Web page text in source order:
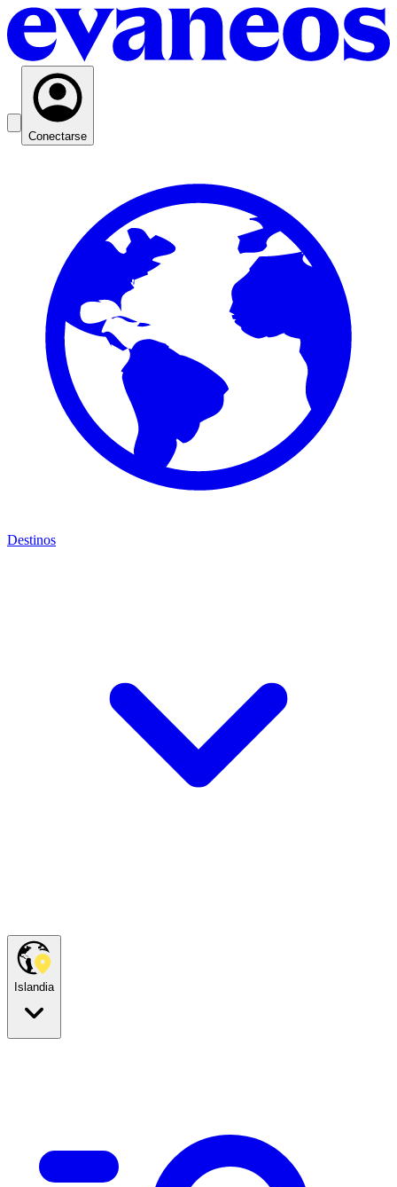
Conectarse
Destinos
Islandia